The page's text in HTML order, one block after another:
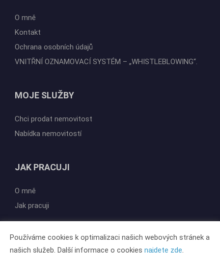
O mně
Kontakt
Ochrana osobních údajů
VNITŘNÍ OZNAMOVACÍ SYSTÉM – „WHISTLEBLOWING“.
MOJE SLUŽBY
Chci prodat nemovitost
Nabídka nemovitostí
JAK PRACUJI
O mně
Jak pracuji
Používáme cookies k optimalizaci našich webových stránek a
našich služeb. Další informace o cookies najdete zde.